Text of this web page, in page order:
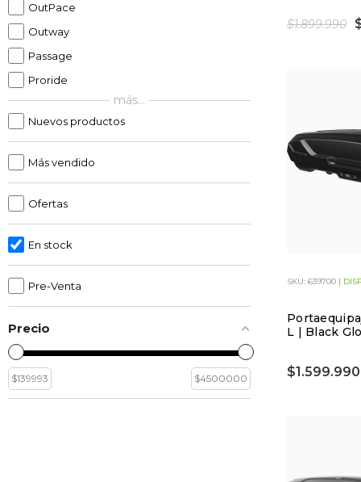
OutPace
Outway
Passage
Proride
más...
Nuevos productos
Más vendido
Ofertas
En stock
Pre-Venta
Precio
$139993 $4500000
$1.899.990
SKU: 639700 |
L | Black
$1.599.990